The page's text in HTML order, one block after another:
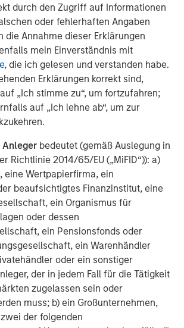
durch den Zugriff auf Informationen
oder fehlerhaften Angaben
die Annahme dieser Erklärungen
mein Einverständnis mit
, die ich gelesen und verstanden habe.
Erklärungen korrekt sind,
„Ich stimme zu“, um fortzufahren;
auf „Ich lehne ab“, um zur
Anleger bedeutet (gemäß Auslegung in
Richtlinie 2014/65/EU („MiFID“)): a)
eine Wertpapierfirma, ein
beaufsichtigtes Finanzinstitut, eine
ein Organismus für
oder dessen
ein Pensionsfonds oder
ein Warenhändler
oder ein sonstiger
der in jedem Fall für die Tätigkeit
zugelassen sein oder
muss; b) ein Großunternehmen,
der folgenden
Based
Managing Interest Rates
Matas Vala explore the
Strategy Model, one of the
the team uses to enhance their
as it helps provide structure
and processing
data.